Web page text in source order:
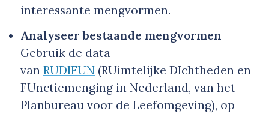
interessante mengvormen.
Analyseer bestaande mengvormen
Gebruik de data
van RUDIFUN (RUimtelijke DIchtheden en
FUnctiemenging in Nederland, van het
Planbureau voor de Leefomgeving), op